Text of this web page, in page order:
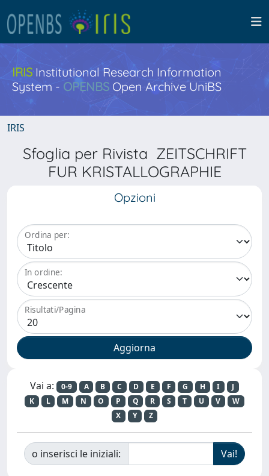
IRISInstitutional Research Information
System - OPENBS Open Archive UniBS
IRIS
Sfoglia per Rivista ZEITSCHRIFT
FUR KRISTALLOGRAPHIE
Opzioni
Ordina per:
In ordine:
Risultati/Pagina
Vai a: 0-9 A B C D E F G H I
J
K
L M N O P Q R S T U V
W
X
Y Z
o inserisci le iniziali: